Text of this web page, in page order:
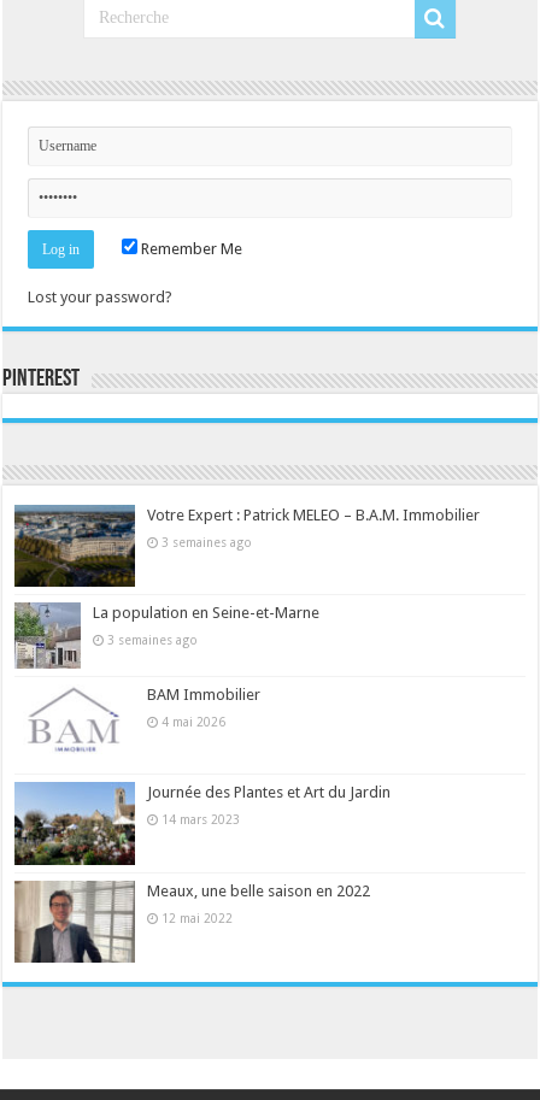
Remember Me
Lost your password?
Pinterest
Votre Expert : Patrick MELEO – B.A.M. Immobilier
3 semaines ago
La population en Seine-et-Marne
3 semaines ago
BAM Immobilier
4 mai 2026
Journée des Plantes et Art du Jardin
14 mars 2023
Meaux, une belle saison en 2022
12 mai 2022